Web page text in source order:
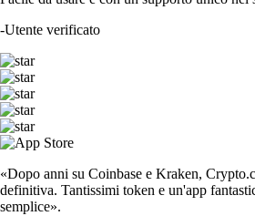
-Utente verificato
«Dopo anni su Coinbase e Kraken,
definitiva. Tantissimi token e un'app
semplice».